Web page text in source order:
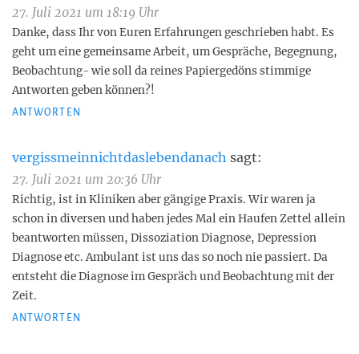
27. Juli 2021 um 18:19 Uhr
Danke, dass Ihr von Euren Erfahrungen geschrieben habt. Es
geht um eine gemeinsame Arbeit, um Gespräche, Begegnung,
Beobachtung- wie soll da reines Papiergedöns stimmige
Antworten geben können?!
ANTWORTEN
vergissmeinnichtdaslebendanach sagt:
27. Juli 2021 um 20:36 Uhr
Richtig, ist in Kliniken aber gängige Praxis. Wir waren ja
schon in diversen und haben jedes Mal ein Haufen Zettel allein
beantworten müssen, Dissoziation Diagnose, Depression
Diagnose etc. Ambulant ist uns das so noch nie passiert. Da
entsteht die Diagnose im Gespräch und Beobachtung mit der
Zeit.
ANTWORTEN